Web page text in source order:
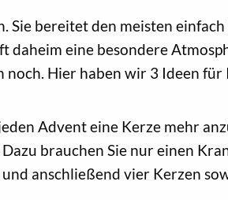
bereitet den meisten
daheim eine besondere
noch. Hier haben wir 3 Ideen
Advent eine Kerze mehr
brauchen Sie nur einen
anschließend vier Kerzen